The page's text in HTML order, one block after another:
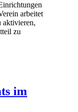
arbeitet
aktivieren,
zu
im